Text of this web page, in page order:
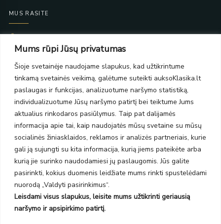
Mums rūpi Jūsų privatumas
Šioje svetainėje naudojame slapukus, kad užtikrintume
tinkamą svetainės veikimą, galėtume suteikti auksoKlasika.lt
paslaugas ir funkcijas, analizuotume naršymo statistiką,
individualizuotume Jūsų naršymo patirtį bei teiktume Jums
aktualius rinkodaros pasiūlymus. Taip pat dalijamės
informacija apie tai, kaip naudojatės mūsų svetaine su mūsų
socialinės žiniasklaidos, reklamos ir analizės partneriais, kurie
gali ją sujungti su kita informacija, kurią jiems pateikėte arba
kurią jie surinko naudodamiesi jų paslaugomis. Jūs galite
pasirinkti, kokius duomenis leidžiate mums rinkti spustelėdami
nuorodą „Valdyti pasirinkimus“.
Leisdami visus slapukus, leisite mums užtikrinti geriausią
naršymo ir apsipirkimo patirtį.
MUS RASITE
PC Molas, Klaipėda
PC BIG 2, Klaipėda
Šilutės pl. 35
PC Banginis, Klaipėda
NAUJIENLAIŠKIS
Prenumeruokite ir gaukite pasiūlymus, naujienas bei riboto
leidimo kolekcijas.
SIŲSTI